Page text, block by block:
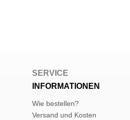
SERVICE
INFORMATIONEN
Wie bestellen?
Versand und Kosten